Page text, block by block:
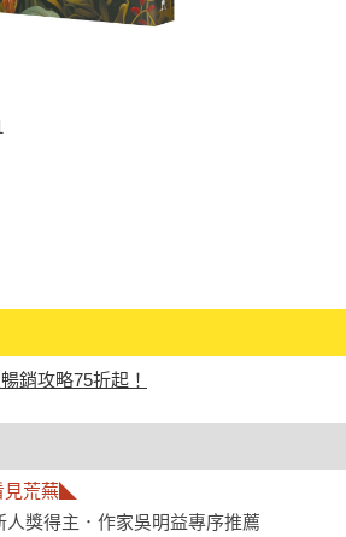
銷攻略75折起！
見荒蕪◣
人獎得主．作家吳明益專序推薦